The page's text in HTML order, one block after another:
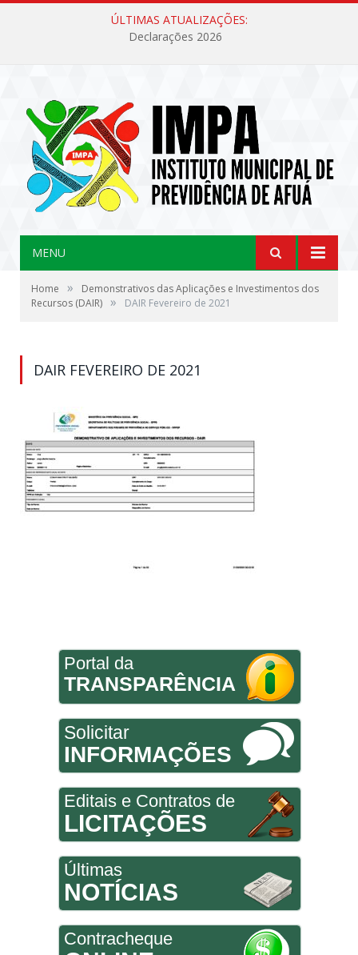
ÚLTIMAS ATUALIZAÇÕES:
Declarações 2026
MENU
Home »
Demonstrativos das Aplicações e Investimentos dos
Recursos (DAIR) » DAIR Fevereiro de 2021
DAIR FEVEREIRO DE 2021
Portal da
TRANSPARÊNCIA
Solicitar
INFORMAÇÕES
Editais e Contratos de
LICITAÇÕES
Últimas
NOTÍCIAS
Contracheque